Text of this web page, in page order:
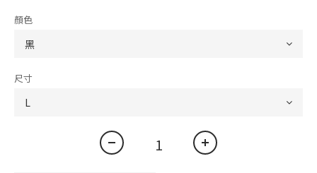
顏色
尺寸